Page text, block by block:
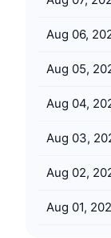
전체 NFT
펀딩비
배우며 수
ICO 캘린더
Aug 06,
Aug 05,
Aug 04,
Aug 03,
Aug 02,
Aug 01,